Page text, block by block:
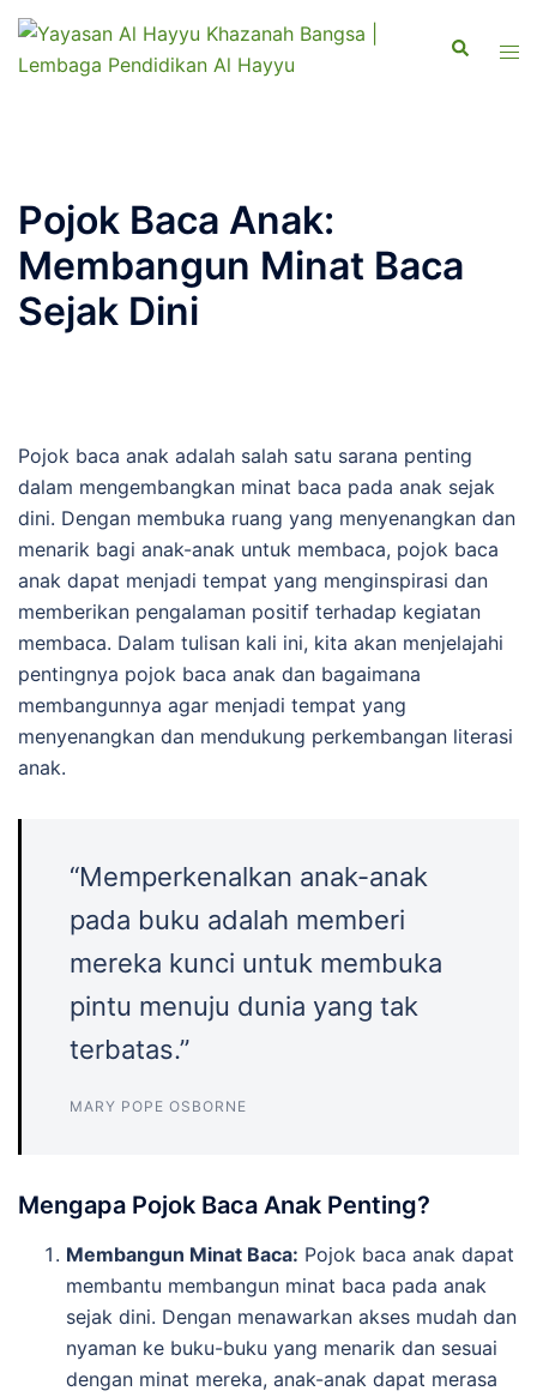
Pojok Baca Anak:
Membangun Minat Baca
Sejak Dini
Pojok baca anak adalah salah satu sarana penting
dalam mengembangkan minat baca pada anak sejak
dini. Dengan membuka ruang yang menyenangkan dan
menarik bagi anak-anak untuk membaca, pojok baca
anak dapat menjadi tempat yang menginspirasi dan
memberikan pengalaman positif terhadap kegiatan
membaca. Dalam tulisan kali ini, kita akan menjelajahi
pentingnya pojok baca anak dan bagaimana
membangunnya agar menjadi tempat yang
menyenangkan dan mendukung perkembangan literasi
anak.
“Memperkenalkan anak-anak
pada buku adalah memberi
mereka kunci untuk membuka
pintu menuju dunia yang tak
terbatas.”
MARY POPE OSBORNE
Mengapa Pojok Baca Anak Penting?
Membangun Minat Baca: Pojok baca anak dapat
membantu membangun minat baca pada anak
sejak dini. Dengan menawarkan akses mudah dan
nyaman ke buku-buku yang menarik dan sesuai
dengan minat mereka, anak-anak dapat merasa